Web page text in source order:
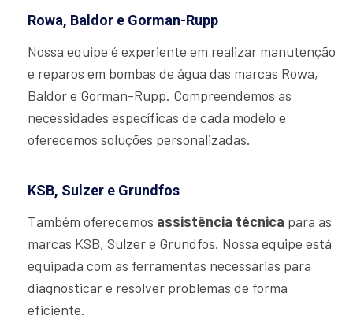
Rowa, Baldor e Gorman-Rupp
Nossa equipe é experiente em realizar manutenção
e reparos em bombas de água das marcas Rowa,
Baldor e Gorman-Rupp. Compreendemos as
necessidades específicas de cada modelo e
oferecemos soluções personalizadas.
KSB, Sulzer e Grundfos
Também oferecemos assistência técnica para as
marcas KSB, Sulzer e Grundfos. Nossa equipe está
equipada com as ferramentas necessárias para
diagnosticar e resolver problemas de forma
eficiente.